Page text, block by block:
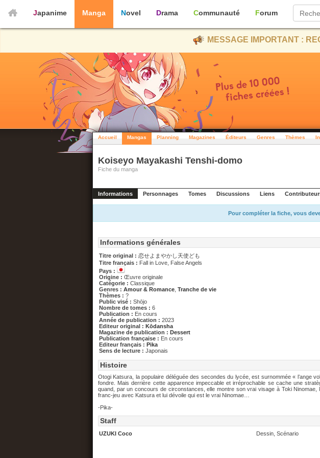
Japanime Manga Novel Drama Communauté Forum
MESSAGE IMPORTANT :
Accueil Mangas Planning Magazines Éditeurs Genres Thèmes
Koiseyo Mayakashi Tenshi-domo
Fiche du manga
Informations Personnages Tomes Discussions Liens
Pour compléter la fiche, vous
Informations générales
Titre original : 恋せよまやかし天使ども
Titre français : Fall in Love, False Angels
Pays :
Origine : Œuvre originale
Catégorie : Classique
Genres : Amour & Romance Tranche de vie
Thèmes : ?
Public visé : Shōjo
Nombre de tomes : 6
Publication : En cours
Année de publication : 2023
Editeur original : Kōdansha
Magazine de publication : Dessert
Publication française : En cours
Editeur français : Pika
Sens de lecture : Japonais
Histoire
Otogi Katsura, la populaire déléguée des secondes du lycée, est surnommée « l’ange
fondre. Mais derrière cette apparence impeccable et irréprochable se cache une
quand, par un concours de circonstances, elle montre son vrai visage à Toki
franc-jeu avec Katsura et lui dévoile qui est le vrai Ninomae…
-Pika-
Staff
UZUKI Coco Dessin, Scénario